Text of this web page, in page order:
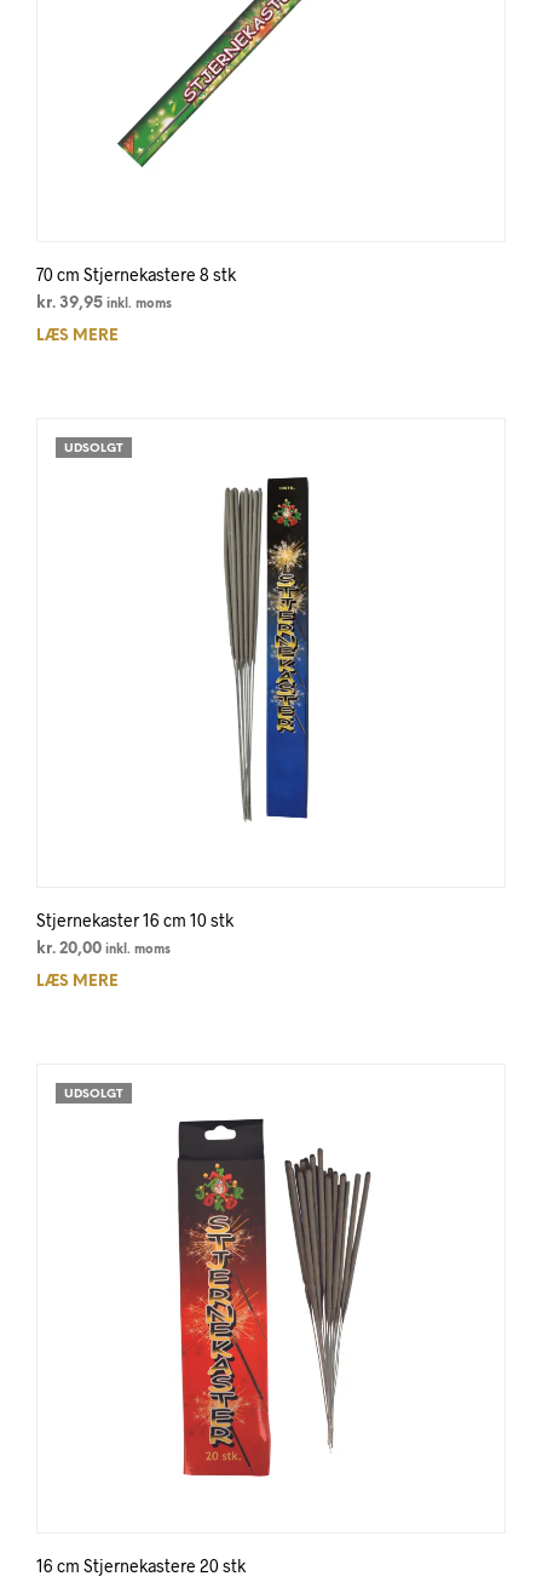
70 cm Stjernekastere 8 stk
kr. 39,95 inkl. moms
LÆS MERE
UDSOLGT
Stjernekaster 16 cm 10 stk
kr. 20,00 inkl. moms
LÆS MERE
UDSOLGT
16 cm Stjernekastere 20 stk